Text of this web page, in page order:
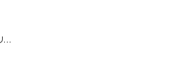
）
ン